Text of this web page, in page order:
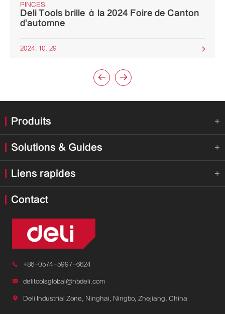
PINCES
Deli Tools brille à la 2024 Foire de Canton
d'automne
2024. 10. 29 
 
Produits 
Solutions & Guides 
Liens rapides 
Contact
 +86-0574-5997-6624
 delitoolsglobal@nbdeli.com
 Deli Industrial Zone, Ninghai, Ningbo, Zhejiang, China